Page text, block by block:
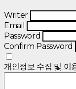
Writer
Email
Password
Confirm Password
개인정보 수집 및 이